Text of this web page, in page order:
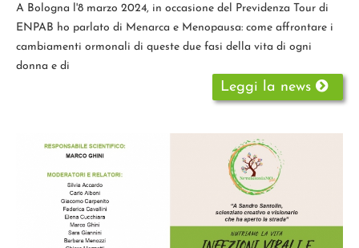
A Bologna l'8 marzo 2024, in occasione del Previdenza Tour di
ENPAB ho parlato di Menarca e Menopausa: come affrontare i
cambiamenti ormonali di queste due fasi della vita di ogni
donna e di
Leggi la news